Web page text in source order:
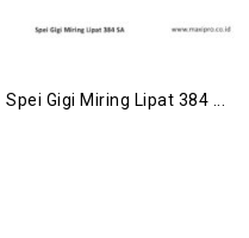
Spei Gigi Miring Lipat 384 ...